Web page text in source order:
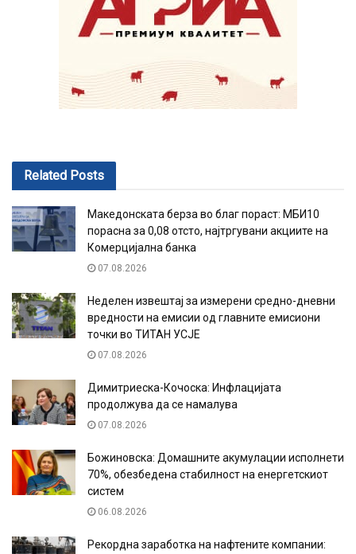
Related Posts
Македонската берза во благ пораст: МБИ10
порасна за 0,08 отсто, најтргувани акциите на
Комерцијална банка
07.08.2026
Неделен извештај за измерени средно-дневни
вредности на емисии од главните емисиони
точки во ТИТАН УСЈЕ
07.08.2026
Димитриеска-Кочоска: Инфлацијата
продолжува да се намалува
07.08.2026
Божиновска: Домашните акумулации исполнети
70%, обезбедена стабилност на енергетскиот
систем
06.08.2026
Рекордна заработка на нафтените компании: